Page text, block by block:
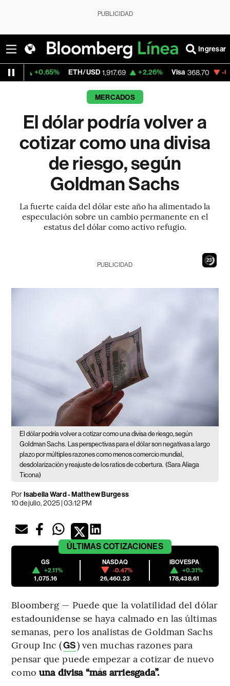
PUBLICIDAD
Ingresar
ETH/USD 1,917.69 +2.26% Visa 368.70 -0.24%
MERCADOS
El dólar podría volver a
cotizar como una divisa
de riesgo, según
Goldman Sachs
La fuerte caída del dólar este año ha alimentado la
especulación sobre un cambio permanente en el
estatus del dólar como activo refugio.
21
PUBLICIDAD
El dólar podría volver a cotizar como una divisa de riesgo, según
Goldman Sachs.
Las perspectivas para el dólar son negativas a largo
plazo por múltiples razones como menos comercio mundial,
desdolarización y reajuste de los ratios de cobertura. (Sara Aliaga
Ticona)
PorIsabella Ward - Matthew Burgess
10 de julio, 2025 | 03:12 PM
ÚLTIMAS COTIZACIONES
GS
+2.11%
1,075.16
NASDAQ
-0.47%
26,460.23
IBOVESPA
+0.31%
178,438.61
Bloomberg — Puede que la volatilidad del dólar
estadounidense se haya calmado en las últimas
semanas, pero los analistas de Goldman Sachs
Group Inc (GS) ven muchas razones para
pensar que puede empezar a cotizar de nuevo
como una divisa “más arriesgada”.